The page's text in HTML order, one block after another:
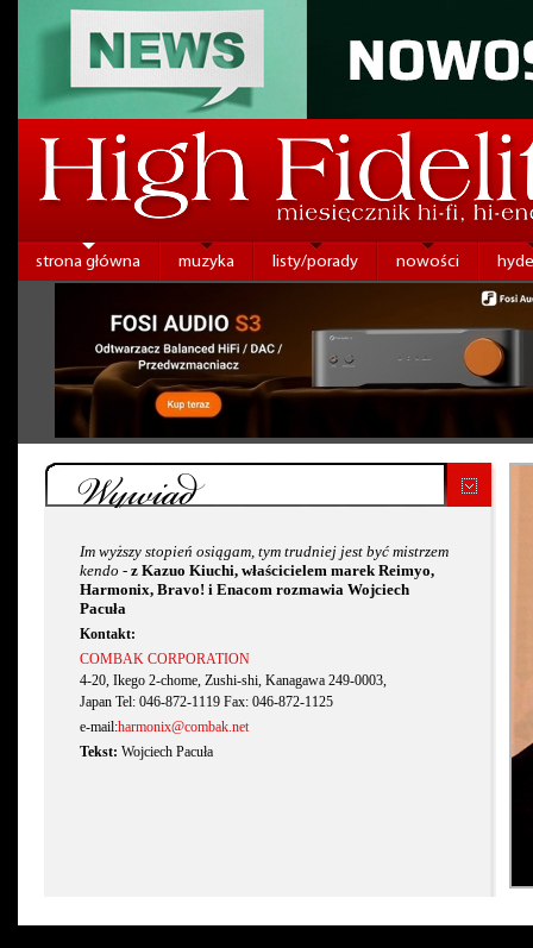
strona główna muzyka listy/porady nowości
Wywiad
Im wyższy stopień osiągam, tym trudniej jest być mistrzem
kendo - z Kazuo Kiuchi, właścicielem marek Reimyo,
Harmonix, Bravo! i Enacom rozmawia Wojciech
Pacuła
Kontakt:
COMBAK CORPORATION
4-20, Ikego 2-chome, Zushi-shi, Kanagawa 249-0003,
Japan Tel: 046-872-1119 Fax: 046-872-1125
e-mail:harmonix@combak.net
Tekst: Wojciech Pacuła